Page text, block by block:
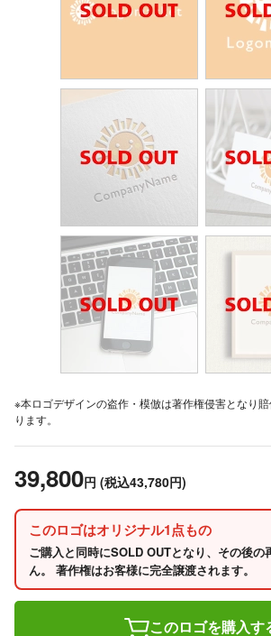
※本ロゴデザインの盗作・模倣は著作権侵害となり
ります。
39,800円 (税込43,780円)
このロゴはオリジナル1点もの
ご購入と同時にSOLD OUTとなり、その後の
ん。 著作権はお客様に完全譲渡されます。
このロゴを購入す